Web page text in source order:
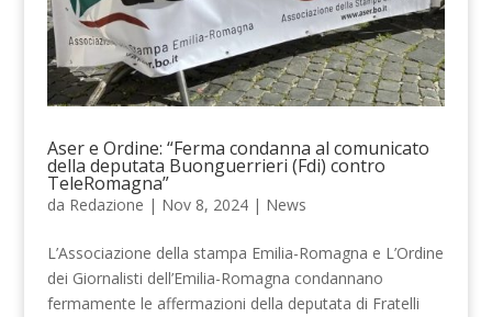
Aser e Ordine: “Ferma condanna al comunicato
della deputata Buonguerrieri (Fdi) contro
TeleRomagna”
da Redazione | Nov 8, 2024| News
L’Associazione della stampa Emilia-Romagna e L’Ordine
dei Giornalisti dell’Emilia-Romagna condannano
fermamente le affermazioni della deputata di Fratelli